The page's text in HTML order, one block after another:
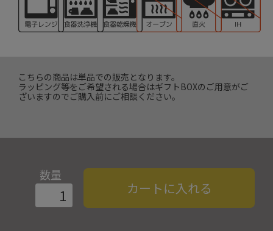
こちらの商品は単品での販売となります。
ラッピング等をご希望される場合はギフトBOXのご用意がご
ざいますのでご購入前にご相談ください。
数量
カートに入れる